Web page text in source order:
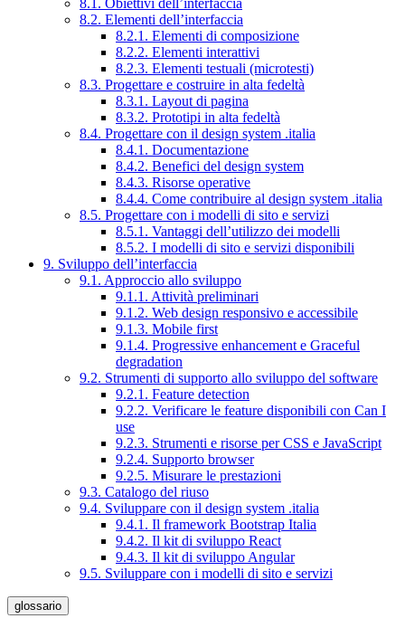
8.1. Obiettivi dell’interfaccia
8.2. Elementi dell’interfaccia
8.2.1. Elementi di composizione
8.2.2. Elementi interattivi
8.2.3. Elementi testuali (microtesti)
8.3. Progettare e costruire in alta fedeltà
8.3.1. Layout di pagina
8.3.2. Prototipi in alta fedeltà
8.4. Progettare con il design system .italia
8.4.1. Documentazione
8.4.2. Benefici del design system
8.4.3. Risorse operative
8.4.4. Come contribuire al design system .italia
8.5. Progettare con i modelli di sito e servizi
8.5.1. Vantaggi dell’utilizzo dei modelli
8.5.2. I modelli di sito e servizi disponibili
9. Sviluppo dell’interfaccia
9.1. Approccio allo sviluppo
9.1.1. Attività preliminari
9.1.2. Web design responsivo e accessibile
9.1.3. Mobile first
9.1.4. Progressive enhancement e Graceful
degradation
9.2. Strumenti di supporto allo sviluppo del software
9.2.1. Feature detection
9.2.2. Verificare le feature disponibili con Can I
use
9.2.3. Strumenti e risorse per CSS e JavaScript
9.2.4. Supporto browser
9.2.5. Misurare le prestazioni
9.3. Catalogo del riuso
9.4. Sviluppare con il design system .italia
9.4.1. Il framework Bootstrap Italia
9.4.2. Il kit di sviluppo React
9.4.3. Il kit di sviluppo Angular
9.5. Sviluppare con i modelli di sito e servizi
glossario